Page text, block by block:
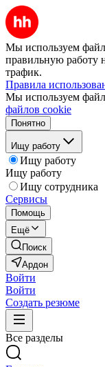
Мы используем
правильную работу
трафик.
Правила
Мы используем
файлов cookie
Понятно
Ищу работу
Ищу работу
Ищу работу
Ищу сотрудника
Сервисы
Помощь
Ещё
Поиск
Ардон
Войти
Войти
Создать резюме
Все разделы